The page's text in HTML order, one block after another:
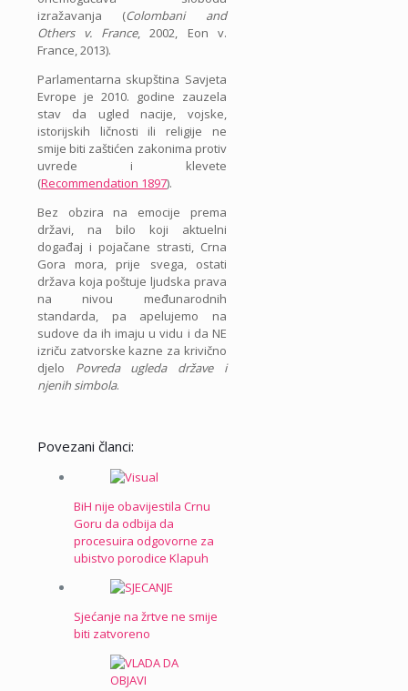
izražavanja (Colombani and
Others v. France, 2002, Eon v.
France, 2013).
Parlamentarna skupština Savjeta
Evrope je 2010. godine zauzela
stav da ugled nacije, vojske,
istorijskih ličnosti ili religije ne
smije biti zaštićen zakonima protiv
uvrede i klevete
(Recommendation 1897).
Bez obzira na emocije prema
državi, na bilo koji aktuelni
događaj i pojačane strasti, Crna
Gora mora, prije svega, ostati
država koja poštuje ljudska prava
na nivou međunarodnih
standarda, pa apelujemo na
sudove da ih imaju u vidu i da NE
izriču zatvorske kazne za krivično
djelo Povreda ugleda države i
njenih simbola.
Povezani članci:
BiH nije obavijestila Crnu
Goru da odbija da
procesuira odgovorne za
ubistvo porodice Klapuh
Sjećanje na žrtve ne smije
biti zatvoreno